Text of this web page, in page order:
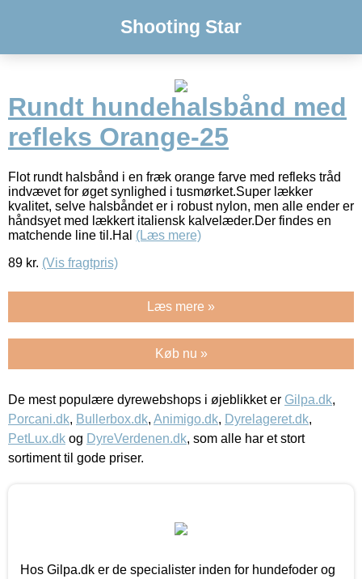
Shooting Star
Rundt hundehalsbånd med
refleks Orange-25
Flot rundt halsbånd i en fræk orange farve med refleks tråd
indvævet for øget synlighed i tusmørket.Super lækker
kvalitet, selve halsbåndet er i robust nylon, men alle ender er
håndsyet med lækkert italiensk kalvelæder.Der findes en
matchende line til.Hal (Læs mere)
89 kr. (Vis fragtpris)
Læs mere »
Køb nu »
De mest populære dyrewebshops i øjeblikket er Gilpa.dk,
Porcani.dk, Bullerbox.dk, Animigo.dk, Dyrelageret.dk,
PetLux.dk og DyreVerdenen.dk, som alle har et stort
sortiment til gode priser.
Hos Gilpa.dk er de specialister inden for hundefoder og